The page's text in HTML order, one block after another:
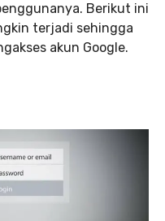
Berikut ini
terjadi sehingga
akun Google.